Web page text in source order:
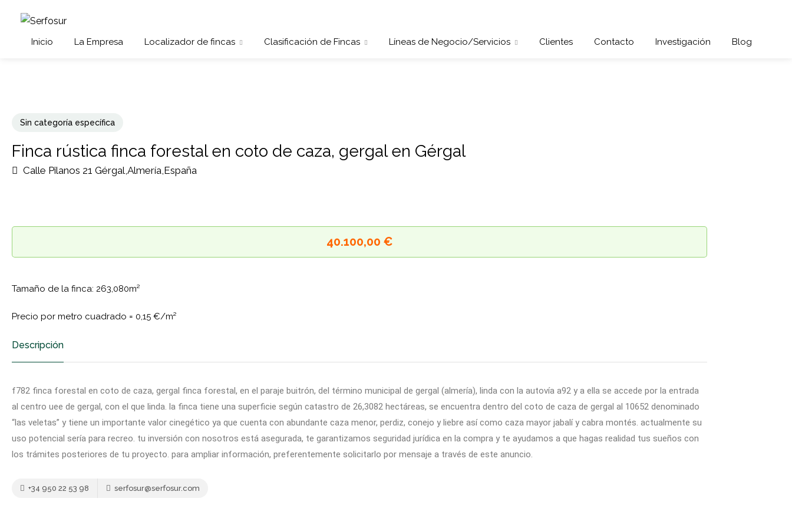
Inicio La Empresa Localizador de fincas Clasificación de Fincas Líneas de Negocio/Servicios Clientes Contacto Investigación Blog
Sin categoría específica
Finca rústica finca forestal en coto de caza, gergal en Gérgal
Calle Pilanos 21 Gérgal,Almería,España
40.100,00 €
Tamaño de la finca: 263,080m²
Precio por metro cuadrado = 0,15 €/m²
Descripción
f782 finca forestal en coto de caza, gergal finca forestal, en el paraje buitrón, del término municipal de gergal (almería), linda con la autovía a92 y a ella se accede por la entrada
al centro uee de gergal, con el que linda. la finca tiene una superficie según catastro de 26,3082 hectáreas, se encuentra dentro del coto de caza de gergal al 10652 denominado
“las veletas” y tiene un importante valor cinegético ya que cuenta con abundante caza menor, perdiz, conejo y liebre así como caza mayor jabalí y cabra montés. actualmente su
uso potencial sería para recreo. tu inversión con nosotros está asegurada, te garantizamos seguridad jurídica en la compra y te ayudamos a que hagas realidad tus sueños con
los trámites posteriores de tu proyecto. para ampliar información, preferentemente solicitarlo por mensaje a través de este anuncio.
+34 950 22 53 98 serfosur@serfosur.com